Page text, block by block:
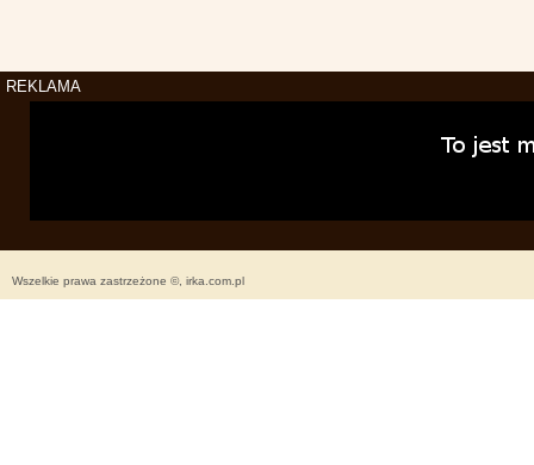
REKLAMA
Wszelkie prawa zastrzeżone ©, irka.com.pl